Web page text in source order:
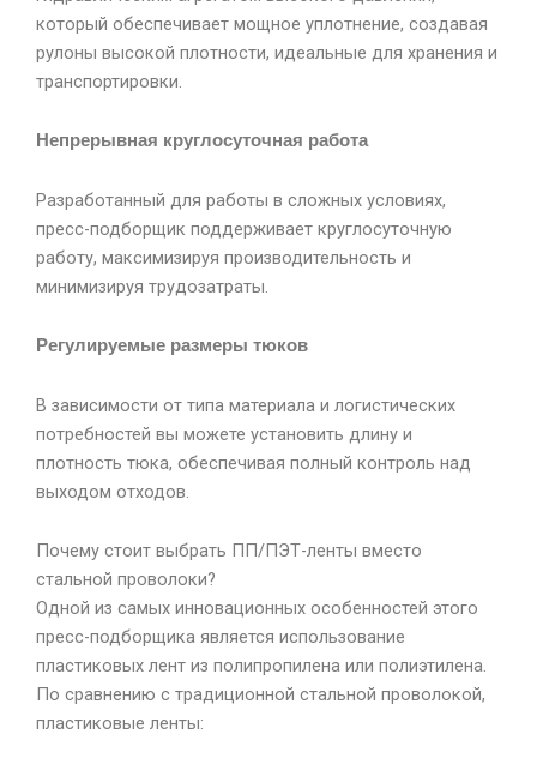
который обеспечивает мощное уплотнение, создавая
рулоны высокой плотности, идеальные для хранения и
транспортировки.
Непрерывная круглосуточная работа
Разработанный для работы в сложных условиях,
пресс-подборщик поддерживает круглосуточную
работу, максимизируя производительность и
минимизируя трудозатраты.
Регулируемые размеры тюков
В зависимости от типа материала и логистических
потребностей вы можете установить длину и
плотность тюка, обеспечивая полный контроль над
выходом отходов.
Почему стоит выбрать ПП/ПЭТ-ленты вместо
стальной проволоки?
Одной из самых инновационных особенностей этого
пресс-подборщика является использование
пластиковых лент из полипропилена или полиэтилена.
По сравнению с традиционной стальной проволокой,
пластиковые ленты: